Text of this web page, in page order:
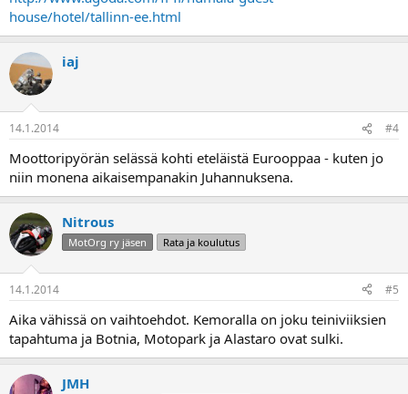
house/hotel/tallinn-ee.html
iaj
14.1.2014 #4
Moottoripyörän selässä kohti eteläistä Eurooppaa - kuten jo
niin monena aikaisempanakin Juhannuksena.
Nitrous
MotOrg ry jäsen Rata ja koulutus
14.1.2014 #5
Aika vähissä on vaihtoehdot. Kemoralla on joku teiniviiksien
tapahtuma ja Botnia, Motopark ja Alastaro ovat sulki.
JMH